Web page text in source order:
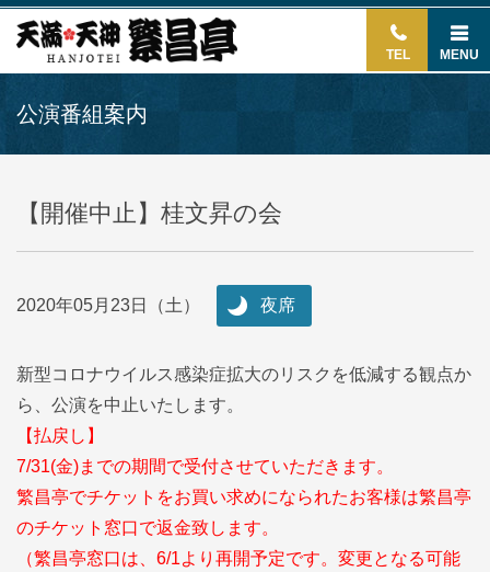
TEL MENU
公演番組案内
【開催中止】桂文昇の会
2020年05月23日（土） 夜席
新型コロナウイルス感染症拡大のリスクを低減する観点か
ら、公演を中止いたします。
【払戻し】
7/31(金)までの期間で受付させていただきます。
繁昌亭でチケットをお買い求めになられたお客様は繁昌亭
のチケット窓口で返金致します。
（繁昌亭窓口は、6/1より再開予定です。変更となる可能